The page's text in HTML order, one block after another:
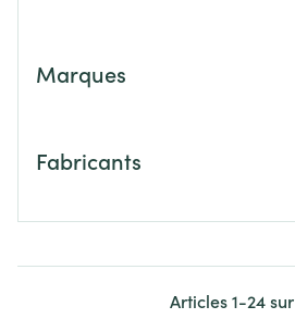
Marques
Fabricants
Articles1-24sur